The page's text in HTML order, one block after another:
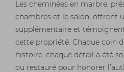
Les cheminées en marbre,
chambres et le salon, offrent
supplémentaire et
cette propriété. Chaque coin
histoire, chaque détail a été
ou restauré pour honorer